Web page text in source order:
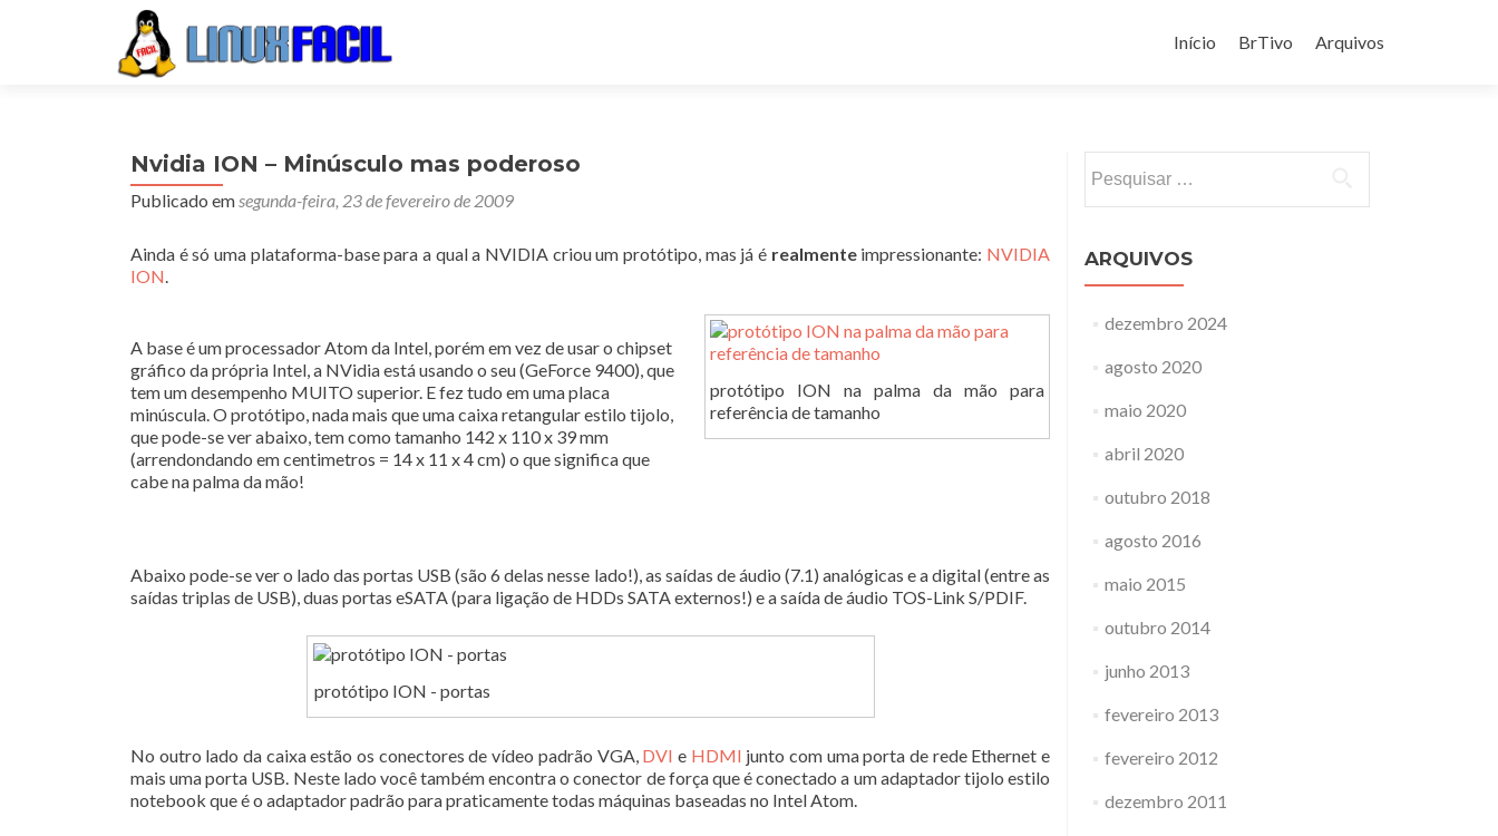
para
Início BrTivo Arquivos
Nvidia ION – Minúsculo mas poderoso
Publicado emsegunda-feira, 23 de fevereiro de 2009
Ainda é só uma plataforma-base para a qual a NVIDIA criou um protótipo, mas já é realmente impressionante: NVIDIA
ION.
protótipo ION na palma da mão para
referência de tamanho
A base é um processador Atom da Intel, porém em vez de usar o chipset
gráfico da própria Intel, a NVidia está usando o seu (GeForce 9400), que
tem um desempenho MUITO superior. E fez tudo em uma placa
minúscula. O protótipo, nada mais que uma caixa retangular estilo tijolo,
que pode-se ver abaixo, tem como tamanho 142 x 110 x 39 mm
(arrendondando em centimetros = 14 x 11 x 4 cm) o que significa que
cabe na palma da mão!
Abaixo pode-se ver o lado das portas USB (são 6 delas nesse lado!), as saídas de áudio (7.1) analógicas e a digital (entre as
saídas triplas de USB), duas portas eSATA (para ligação de HDDs SATA externos!) e a saída de áudio TOS-Link S/PDIF.
protótipo ION - portas
No outro lado da caixa estão os conectores de vídeo padrão VGA, DVI e HDMI junto com uma porta de rede Ethernet e
mais uma porta USB. Neste lado você também encontra o conector de força que é conectado a um adaptador tijolo estilo
notebook que é o adaptador padrão para praticamente todas máquinas baseadas no Intel Atom.
por:
ARQUIVOS
dezembro 2024
agosto 2020
maio 2020
abril 2020
outubro 2018
agosto 2016
maio 2015
outubro 2014
junho 2013
fevereiro 2013
fevereiro 2012
dezembro 2011